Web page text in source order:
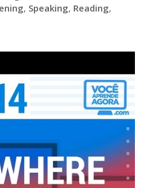
, Speaking, Reading,